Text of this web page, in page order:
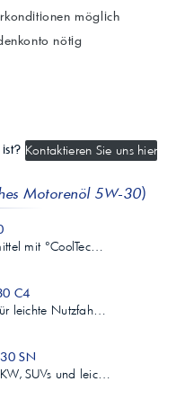
möglich
nötig
Kontaktieren Sie uns hier
Motorenöl 5W-30)
mit °CoolTec…
C4
leichte Nutzfah…
SN
SUVs und leic…